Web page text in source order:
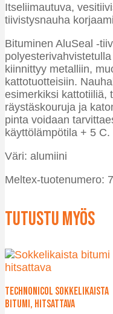
Itseliimautuva,
tiivistysnauha
Bituminen AluSeal -
kiinnittyy metalliin,
kattotuotteisiin.
esimerkiksi kattotiiliä,
räystäskouruja ja
pinta voidaan
käyttölämpötila + 5 C.
Väri: alumiini
Meltex-tuotenumero:
Tutustu myös
Technonicol sokkelikaista
bitumi, hitsattava